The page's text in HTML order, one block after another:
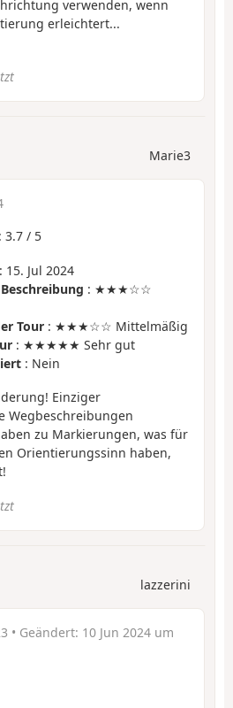
verwenden, wenn
erleichtert...
Marie3
: 3.7 / 5
: 15. Jul 2024
: ★★★☆☆
Tour : ★★★☆☆ Mittelmäßig
: ★★★★★ Sehr gut
: Nein
Einziger
Wegbeschreibungen
zu Markierungen, was für
Orientierungssinn haben,
lazzerini
• Geändert: 10 Jun 2024 um